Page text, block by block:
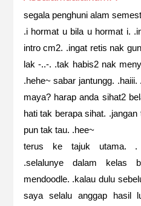
segala penghuni alam
.i hormat u bila u hormat i.
intro cm2. .ingat retis nak
lak -..-. .tak habis2 nak
.hehe~ sabar jantungg.
maya? harap anda sihat2
hati tak berapa sihat.
pun tak tau. .hee~
terus ke tajuk utama. .
.selalunye dalam kelas
mendoodle. .kalau dulu
saya selalu anggap hasil